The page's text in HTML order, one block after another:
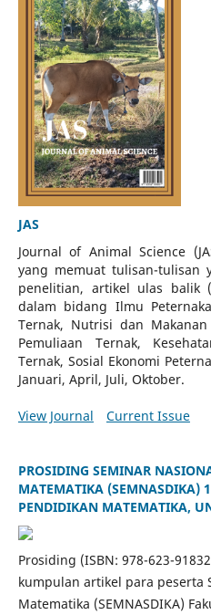
JAS
Journal of Animal Science
yang memuat tulisan-tulisan
penelitian, artikel ulas balik
dalam bidang Ilmu
Ternak, Nutrisi dan
Pemuliaan Ternak,
Ternak, Sosial Ekonomi
Januari, April, Juli, Oktober.
View Journal Current Issue
PROSIDING SEMINAR
MATEMATIKA (SEMNASDIKA)
PENDIDIKAN MATEMATIKA,
Prosiding (ISBN: 978-623-
kumpulan artikel para peserta
Matematika (SEMNASDIKA)